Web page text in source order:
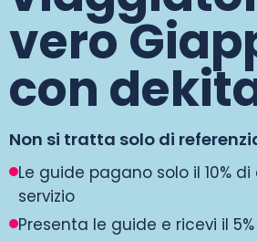
vero
con
Non si tratta solo di
Le guide pagano solo il 10%
servizio
Presenta le guide e ricevi il